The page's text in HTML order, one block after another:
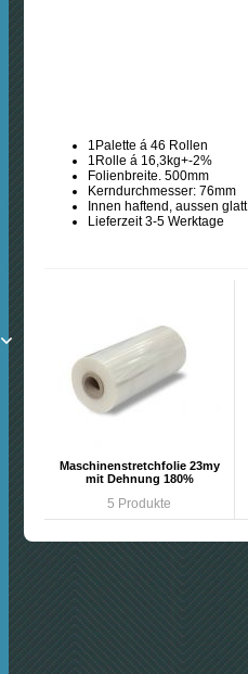
1Palette á 46 Rollen
1Rolle á 16,3kg+-2%
Folienbreite. 500mm
Kerndurchmesser: 76mm
Innen haftend, aussen glatt
Lieferzeit 3-5 Werktage
Maschinenstretchfolie 23my
mit Dehnung 180%
5 Produkte